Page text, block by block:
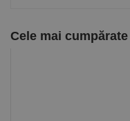
Cele mai cumpărate